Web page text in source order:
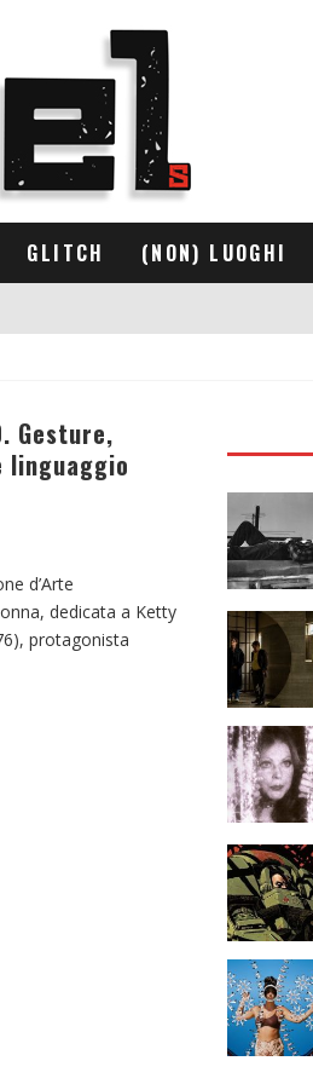
GLITCH (NON) LUOGHI
Gesture,
linguaggio
d’Arte
dedicata a Ketty
protagonista